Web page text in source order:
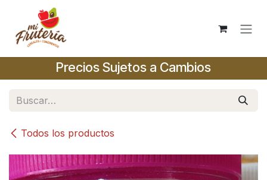
Ir al contenido
Precios Sujetos a Cambios
Todos los productos